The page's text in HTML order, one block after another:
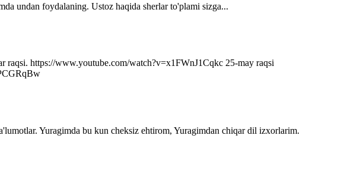
undan foydalaning. Ustoz haqida sherlar to'plami sizga...
raqsi. https://www.youtube.com/watch?v=x1FWnJ1Cqkc 25-may raqsi
Yuragimda bu kun cheksiz ehtirom, Yuragimdan chiqar dil izxorlarim.